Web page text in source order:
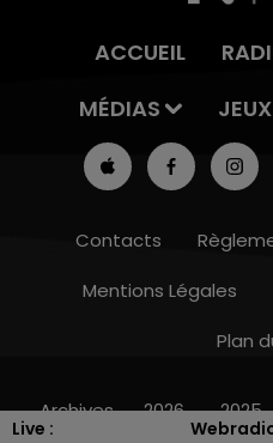
Live :
7h00 -
ACCUEIL
MÉDIAS
JEUX
Contacts
Mentions Légales
Plan
Archives 2026 2025